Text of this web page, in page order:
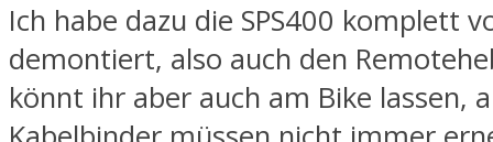
Ich habe dazu die SPS400 komplett
demontiert, also auch den
könnt ihr aber auch am Bike lassen,